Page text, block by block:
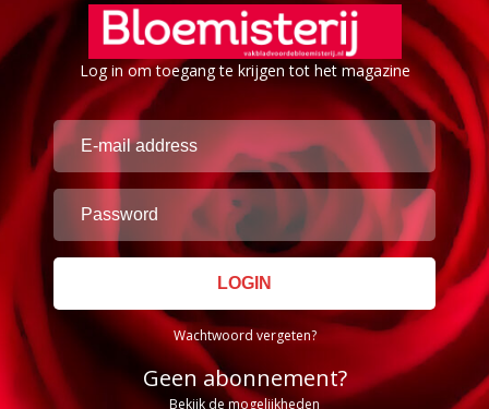
Log in om toegang te krijgen tot het magazine
Wachtwoord vergeten?
Geen abonnement?
Bekijk de mogelijkheden